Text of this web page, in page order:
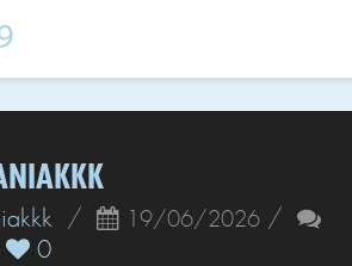
/ 19/06/2026 /
0